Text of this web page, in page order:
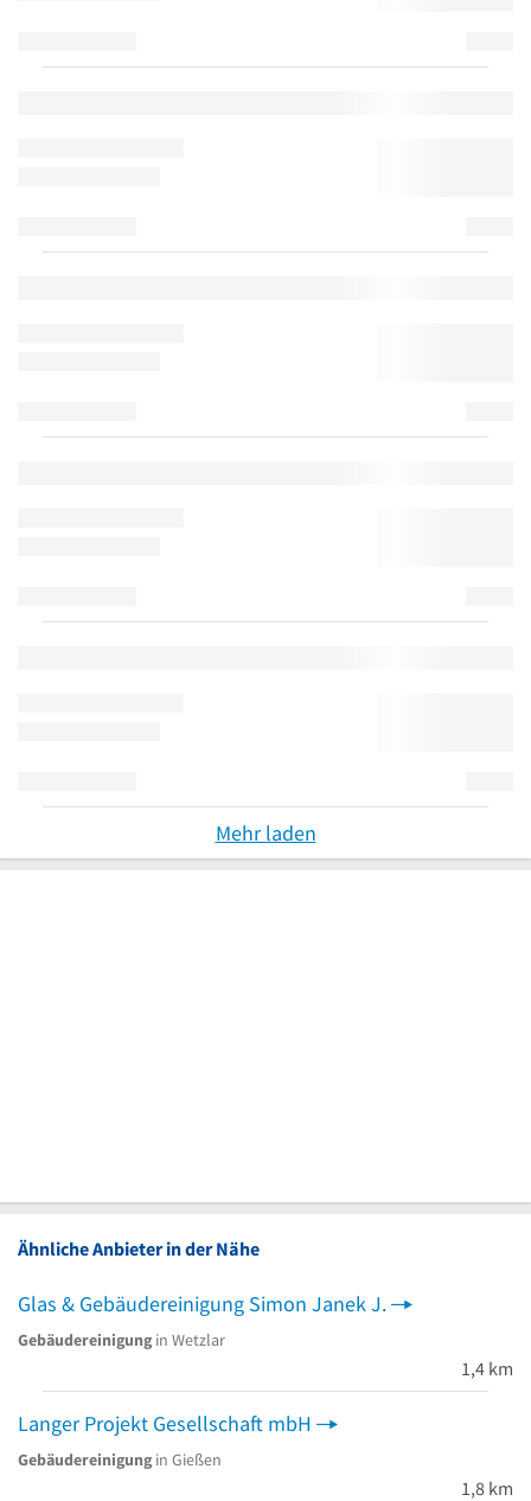
Mehr laden
Ähnliche Anbieter in der Nähe
Glas & Gebäudereinigung Simon Janek J.
Gebäudereinigung in Wetzlar
1,4 km
Langer Projekt Gesellschaft mbH
Gebäudereinigung in Gießen
1,8 km